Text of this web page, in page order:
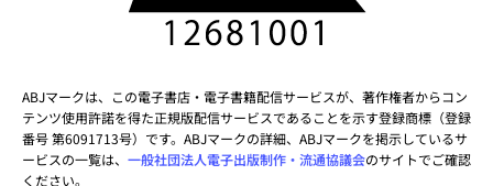
ABJマークは、この電子書店・電子書籍配信サービスが、著作権者からコン
テンツ使用許諾を得た正規版配信サービスであることを示す登録商標（登録
番号 第6091713号）です。ABJマークの詳細、ABJマークを掲示しているサ
ービスの一覧は、 一般社団法人電子出版制作・流通協議会のサイトでご確認
ください。